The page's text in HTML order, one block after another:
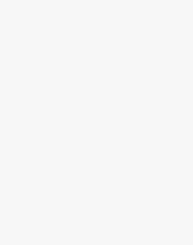
Lauquen
combustibles en